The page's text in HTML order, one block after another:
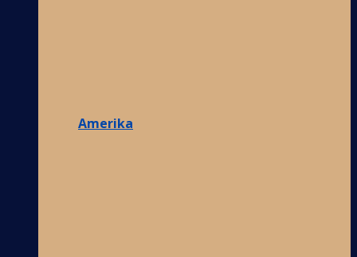
Amerika